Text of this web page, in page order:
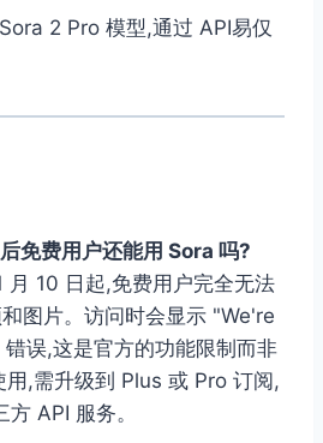
2 Pro 模型,通过 API易仅
免费用户还能用 Sora 吗?
10 日起,免费用户完全无法
图片。访问时会显示 "We're
误,这是官方的功能限制而非
用,需升级到 Plus 或 Pro 订阅,
API 服务。